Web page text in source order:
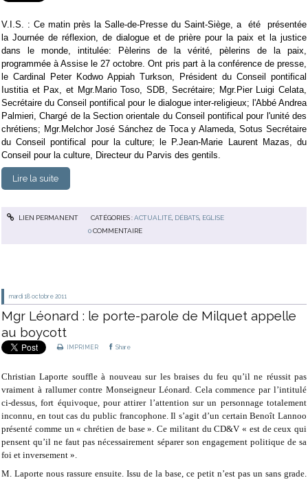
V.I.S. : Ce matin près la Salle-de-Presse du Saint-Siège, a été présentée
la Journée de réflexion, de dialogue et de prière pour la paix et la justice
dans le monde, intitulée: Pèlerins de la vérité, pèlerins de la paix,
programmée à Assise le 27 octobre. Ont pris part à la conférence de presse,
le Cardinal Peter Kodwo Appiah Turkson, Président du Conseil pontifical
Iustitia et Pax, et Mgr.Mario Toso, SDB, Secrétaire; Mgr.Pier Luigi Celata,
Secrétaire du Conseil pontifical pour le dialogue inter-religieux; l'Abbé Andrea
Palmieri, Chargé de la Section orientale du Conseil pontifical pour l'unité des
chrétiens; Mgr.Melchor José Sánchez de Toca y Alameda, Sotus Secrétaire
du Conseil pontifical pour la culture; le P.Jean-Marie Laurent Mazas, du
Conseil pour la culture, Directeur du Parvis des gentils.
Lire la suite
LIEN PERMANENT CATÉGORIES :ACTUALITÉ, DÉBATS, EGLISE
0 COMMENTAIRE
mardi 18 octobre 2011
Mgr Léonard : le porte-parole de Milquet appelle
au boycott
IMPRIMER Share
Christian Laporte souffle à nouveau sur les braises du feu qu’il ne réussit pas
vraiment à rallumer contre Monseigneur Léonard. Cela commence par l’intitulé
ci-dessus, fort équivoque, pour attirer l’attention sur un personnage totalement
inconnu, en tout cas du public francophone. Il s’agit d’un certain Benoît Lannoo
présenté comme un « chrétien de base ». Ce militant du CD&V « est de ceux qui
pensent qu’il ne faut pas nécessairement séparer son engagement politique de sa
foi et inversement ».
M. Laporte nous rassure ensuite. Issu de la base, ce petit n’est pas un sans grade.